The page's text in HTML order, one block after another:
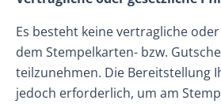
Es besteht keine vertragliche
dem Stempelkarten- bzw.
teilzunehmen. Die Bereitstellung
jedoch erforderlich, um am